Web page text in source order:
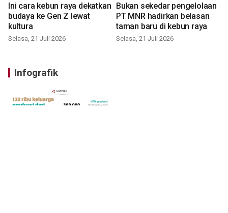
Ini cara kebun raya dekatkan
budaya ke Gen Z lewat
kultura
Selasa, 21 Juli 2026
Bukan sekedar pengelolaan
PT MNR hadirkan belasan
taman baru di kebun raya
Selasa, 21 Juli 2026
Infografik